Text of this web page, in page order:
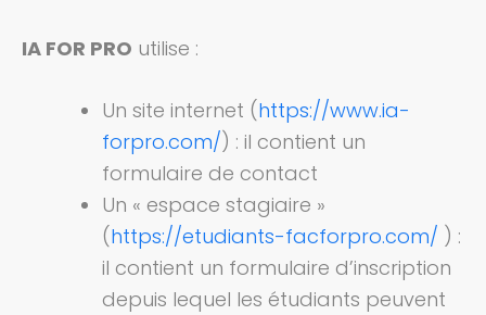
IA FOR PRO utilise :
Un site internet (https://www.ia-
forpro.com/) : il contient un
formulaire de contact
Un « espace stagiaire »
(https://etudiants-facforpro.com/ ) :
il contient un formulaire d’inscription
depuis lequel les étudiants peuvent